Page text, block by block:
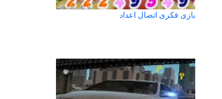
بازی فکری اتصال اعداد